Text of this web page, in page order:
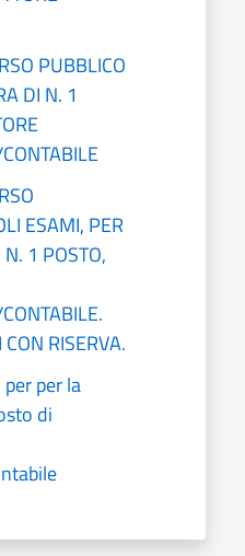
PUBBLICO
DI N. 1
ESAMI, PER
1 POSTO,
RISERVA.
per la
di